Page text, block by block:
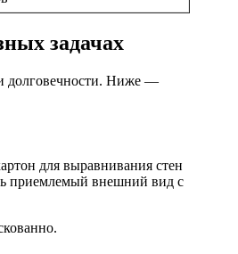
задачах
и долговечности. Ниже —
для выравнивания стен
приемлемый внешний вид с